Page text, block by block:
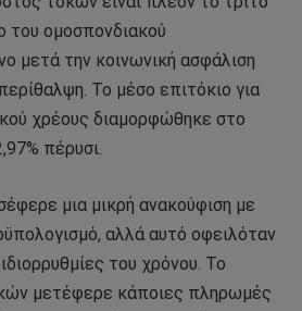
του ομοσπονδιακού
μετά την κοινωνική ασφάλιση
Το μέσο επιτόκιο για
χρέους διαμορφώθηκε στο
πέρυσι.
μια μικρή ανακούφιση με
αλλά αυτό οφειλόταν
του χρόνου. Το
μετέφερε κάποιες πληρωμές